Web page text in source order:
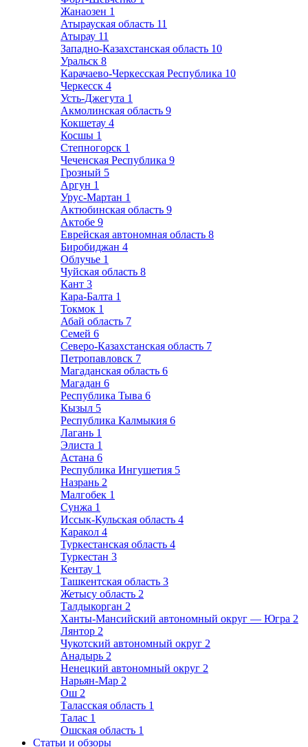
Жанаозен 1
Атырауская область 11
Атырау 11
Западно-Казахстанская область 10
Уральск 8
Карачаево-Черкесская Республика 10
Черкесск 4
Усть-Джегута 1
Акмолинская область 9
Кокшетау 4
Косшы 1
Степногорск 1
Чеченская Республика 9
Грозный 5
Аргун 1
Урус-Мартан 1
Актюбинская область 9
Актобе 9
Еврейская автономная область 8
Биробиджан 4
Облучье 1
Чуйская область 8
Кант 3
Кара-Балта 1
Токмок 1
Абай область 7
Семей 6
Северо-Казахстанская область 7
Петропавловск 7
Магаданская область 6
Магадан 6
Республика Тыва 6
Кызыл 5
Республика Калмыкия 6
Лагань 1
Элиста 1
Астана 6
Республика Ингушетия 5
Назрань 2
Малгобек 1
Сунжа 1
Иссык-Кульская область 4
Каракол 4
Туркестанская область 4
Туркестан 3
Кентау 1
Ташкентская область 3
Жетысу область 2
Талдыкорган 2
Ханты-Мансийский автономный округ — Югра 2
Лянтор 2
Чукотский автономный округ 2
Анадырь 2
Ненецкий автономный округ 2
Нарьян-Мар 2
Ош 2
Таласская область 1
Талас 1
Ошская область 1
Статьи и обзоры